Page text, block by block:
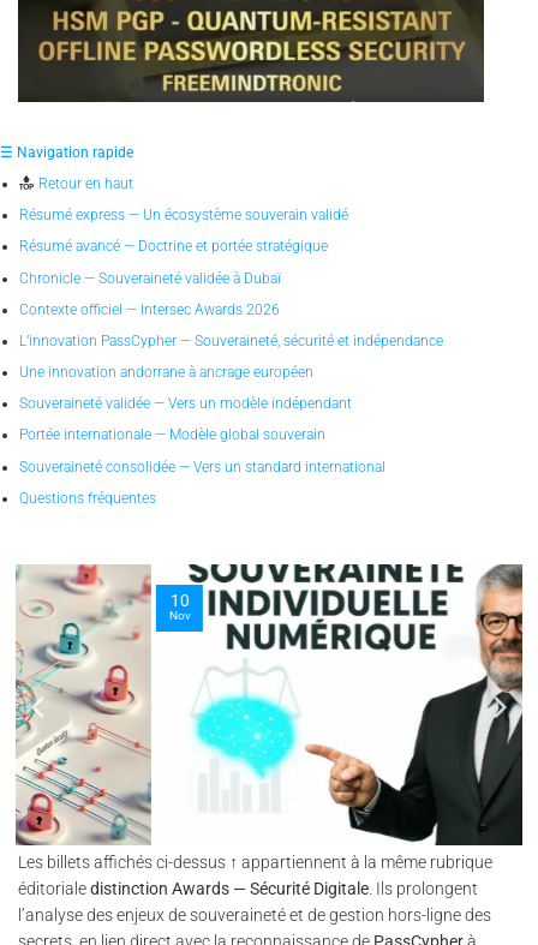
☰ Navigation rapide
Retour en haut
Résumé express — Un écosystème souverain validé
Résumé avancé — Doctrine et portée stratégique
Chronicle — Souveraineté validée à Dubaï
Contexte officiel — Intersec Awards 2026
L’innovation PassCypher — Souveraineté, sécurité et indépendance
Une innovation andorrane à ancrage européen
Souveraineté validée — Vers un modèle indépendant
Portée internationale — Modèle global souverain
Souveraineté consolidée — Vers un standard international
Questions fréquentes
10
Nov
Les billets affichés ci-dessus ↑ appartiennent à la même rubrique
éditorialedistinction Awards — Sécurité Digitale. Ils prolongent
l’analyse des enjeux de souveraineté et de gestion hors-ligne des